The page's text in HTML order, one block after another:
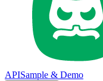
APISample & Demo